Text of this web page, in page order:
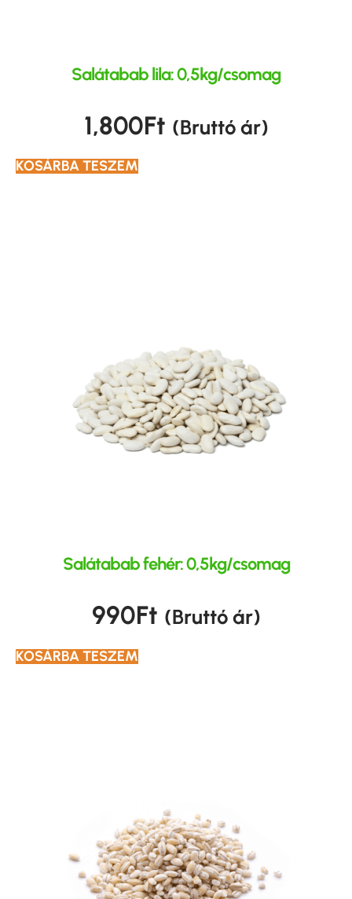
Salátabab lila: 0,5kg/csomag
1,800Ft (Bruttó ár)
KOSÁRBA TESZEM
Salátabab fehér: 0,5kg/csomag
990Ft (Bruttó ár)
KOSÁRBA TESZEM